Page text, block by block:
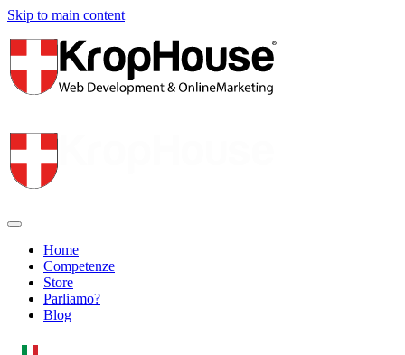
Skip to main content
Home
Competenze
Store
Parliamo?
Blog